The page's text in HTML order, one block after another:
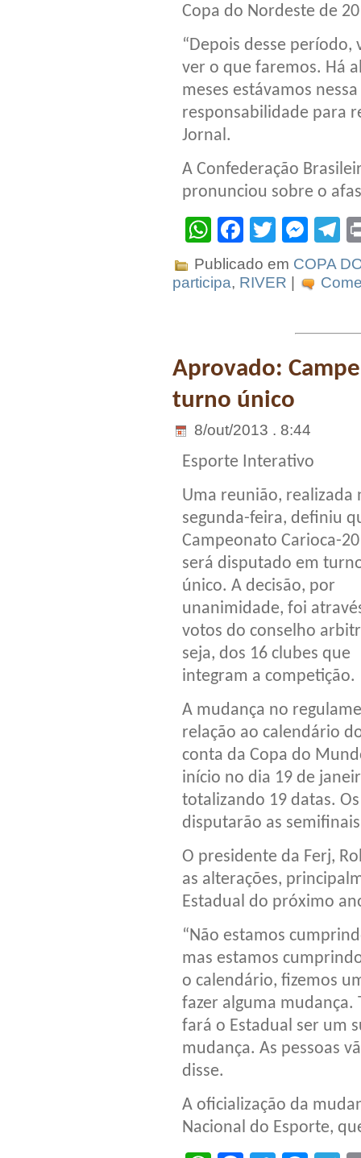
Copa do Nordeste de
“Depois desse período,
ver o que faremos. Há
meses estávamos
responsabilidade para
Jornal.
A Confederação
pronunciou sobre o
WhatsApp
Facebook
Twitter
Publicado em COPA
participa, RIVER
Aprovado:
turno único
8/out/2013 . 8:44
Esporte Interativo
Uma reunião, realizada
segunda-feira, definiu
Campeonato Carioca-
será disputado em
único. A decisão, por
unanimidade, foi
votos do conselho
seja, dos 16 clubes que
integram a competição.
A mudança no
relação ao calendário
conta da Copa do
início no dia 19 de
totalizando 19 datas.
disputarão as
O presidente da Ferj,
as alterações,
Estadual do próximo
“Não estamos
mas estamos
o calendário, fizemos
fazer alguma mudança.
fará o Estadual ser um
mudança. As pessoas
disse.
A oficialização da
Nacional do Esporte,